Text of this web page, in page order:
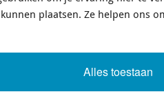
- SWAY BAR MOUNT - KIT 24MM
- KIT 24MM
plaatsen. Ze helpen ons
Alles toestaan